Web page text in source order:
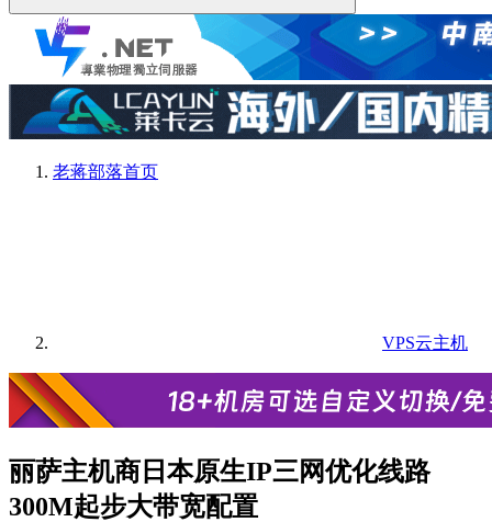
老蒋部落首页
VPS云主机
丽萨主机商日本原生IP三网优化线路
300M起步大带宽配置